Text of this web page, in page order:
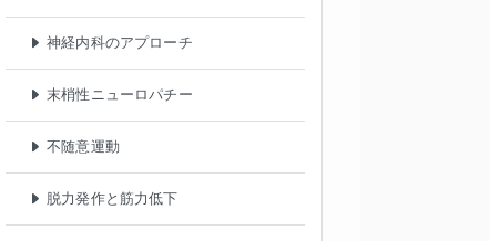
神経内科のアプローチ
末梢性ニューロパチー
不随意運動
脱力発作と筋力低下